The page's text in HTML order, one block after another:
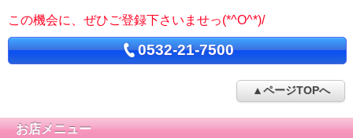
この機会に、ぜひご登録下さいませっ(*^O^*)/
0532-21-7500
▲ページTOPへ
お店メニュー